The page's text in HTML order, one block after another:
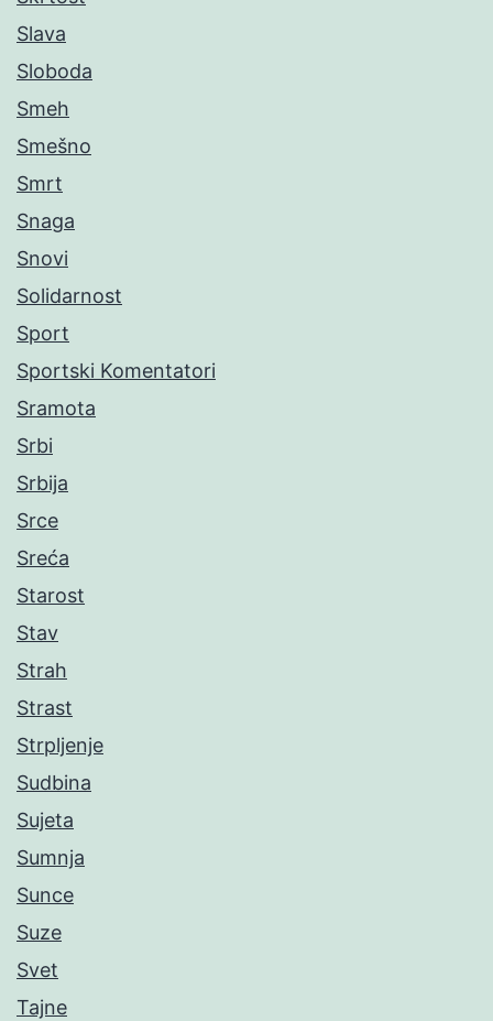
Slava
Sloboda
Smeh
Smešno
Smrt
Snaga
Snovi
Solidarnost
Sport
Sportski Komentatori
Sramota
Srbi
Srbija
Srce
Sreća
Starost
Stav
Strah
Strast
Strpljenje
Sudbina
Sujeta
Sumnja
Sunce
Suze
Svet
Tajne